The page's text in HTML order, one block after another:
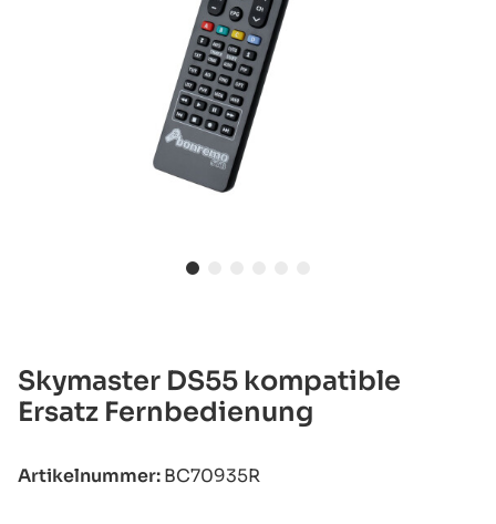
Skymaster DS55 kompatible
Ersatz Fernbedienung
Artikelnummer:BC70935R